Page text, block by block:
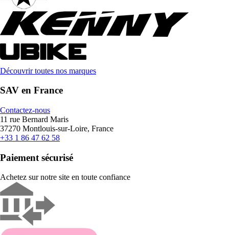
Découvrir toutes nos marques
SAV en France
Contactez-nous
11 rue Bernard Maris
37270 Montlouis-sur-Loire, France
+33 1 86 47 62 58
Paiement sécurisé
Achetez sur notre site en toute confiance